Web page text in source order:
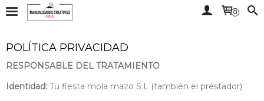
0
POLÍTICA PRIVACIDAD
RESPONSABLE DEL TRATAMIENTO
Identidad: Tu fiesta mola mazo S.L (también el prestador)